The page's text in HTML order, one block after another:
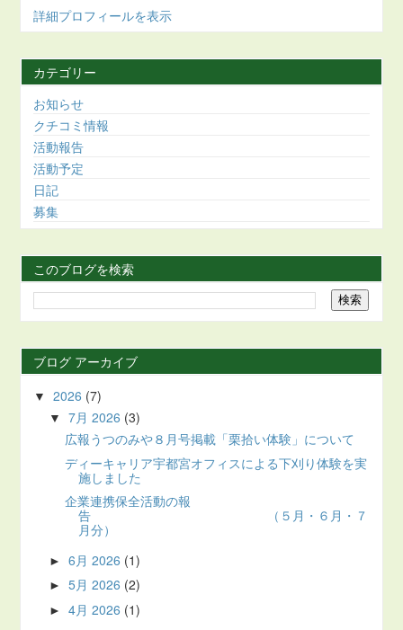
詳細プロフィールを表示
カテゴリー
お知らせ
クチコミ情報
活動報告
活動予定
日記
募集
このブログを検索
ブログ アーカイブ
▼2026 (7)
▼7月 2026 (3)
広報うつのみや８月号掲載「栗拾い体験」について
ディーキャリア宇都宮オフィスによる下刈り体験を実
施しました
企業連携保全活動の報
告 （５月・６月・７
月分）
►6月 2026 (1)
►5月 2026 (2)
►4月 2026 (1)